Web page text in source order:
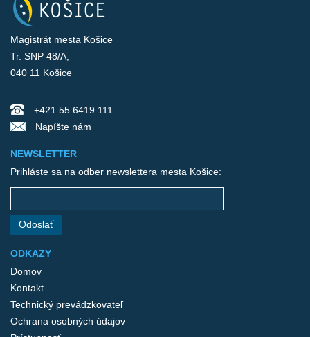
Magistrát mesta Košice
Tr. SNP 48/A,
040 11 Košice
+421 55 6419 111
Napíšte nám
NEWSLETTER
Prihláste sa na odber newslettera mesta Košice:
Odoslať
ODKAZY
Domov
Kontakt
Technický prevádzkovateľ
Ochrana osobných údajov